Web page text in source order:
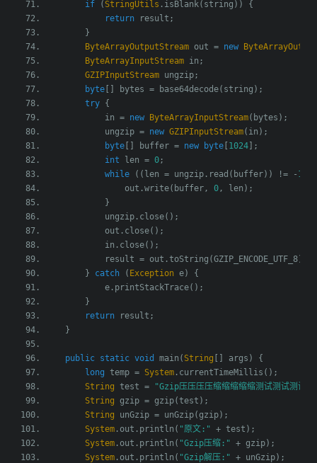
if
( StringUtils . isBlank( string ))
{
return result ;
}
ByteArrayOutputStream out = new
ByteArrayInputStream in ;
GZIPInputStream ungzip ;
byte [] bytes = base64decode( string );
try {
            in
= new ByteArrayInputStream( bytes );
            ungzip
= new GZIPInputStream( in );
byte [] buffer = new byte [1024];
int len = 0 ;
while
(( len = ungzip . read ( buffer)) != - 1
                out
.write( buffer , 0 , len );
}
            ungzip
. close();
            out
. close();
            in
. close();
            result
= out .toString (GZIP_ENCODE_UTF_8);
}
catch ( Exception e)
{
            e
. printStackTrace();
}
return result ;
}
public static void main ( String [] args )
{
long temp = System . currentTimeMillis ();
String test =
"Gzip压压压压缩缩缩缩缩测试测试测试
String gzip = gzip(test );
String unGzip = unGzip(gzip);
System . out . println ( "原文:" + test );
System . out . println ( "Gzip压缩:" + gzip);
System . out . println ( "Gzip解压:" + unGzip);